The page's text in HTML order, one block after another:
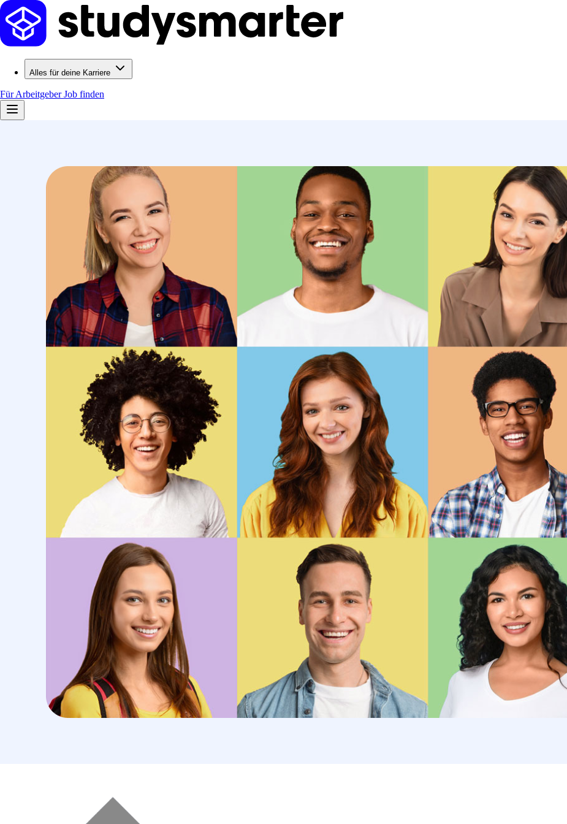
Alles für deine Karriere
Für ArbeitgeberJob finden